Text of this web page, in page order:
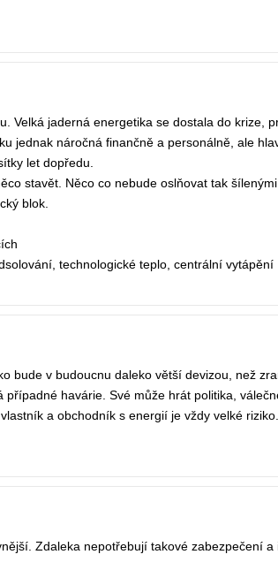
Velká jaderná energetika se dostala do krize,
jednak náročná finančně a personálně, ale
let dopředu.
stavět. Něco co nebude oslňovat tak
blok.
technologické teplo, centrální vytápění
bude v budoucnu daleko větší devizou, než
havárie. Své může hrát politika,
a obchodník s energií je vždy velké
Zdaleka nepotřebují takové zabezpečení